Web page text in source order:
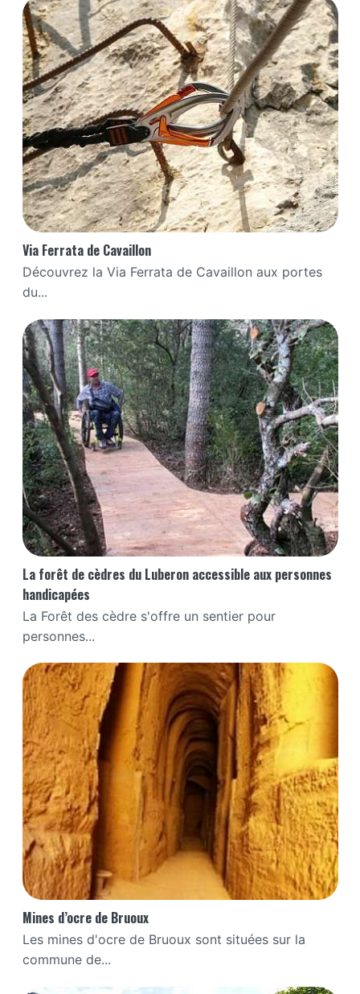
Via Ferrata de Cavaillon
Découvrez la Via Ferrata de Cavaillon aux portes
du...
La forêt de cèdres du Luberon accessible aux personnes
handicapées
La Forêt des cèdre s'offre un sentier pour
personnes...
Mines d’ocre de Bruoux
Les mines d'ocre de Bruoux sont situées sur la
commune de...